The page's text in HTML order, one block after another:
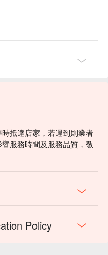
抵達店家，若遲到則業者
服務時間及服務品質，敬
Policy